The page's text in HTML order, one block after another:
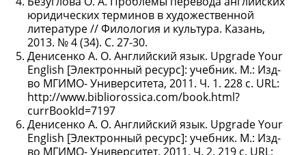
юридических терминов в художественной
литературе // Филология и культура. Казань,
2013. № 4 (34). С. 27-30.
Денисенко А. О. Английский язык. Upgrade Your
English [Электронный ресурс]: учебник. М.: Изд-
во МГИМО- Университета, 2011. Ч. 1. 228 с. URL:
http://www.bibliorossica.com/book.html?
currBookId=7197
Денисенко А. О. Английский язык. Upgrade Your
English [Электронный ресурс]: учебник. М.: Изд-
во МГИМО- Университет, 2011. Ч. 2. 219 с. URL: